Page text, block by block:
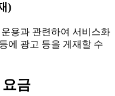
)
용과 관련하여 서비스화
에 광고 등을 게재할 수
금